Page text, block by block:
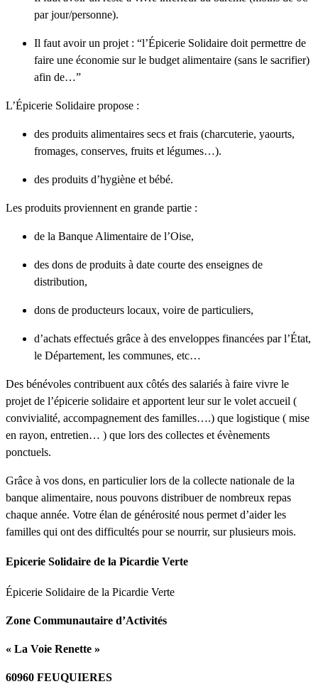
par jour/personne).
Il faut avoir un projet : “l’Épicerie Solidaire doit permettre de
faire une économie sur le budget alimentaire (sans le sacrifier)
afin de…”
L’Épicerie Solidaire propose :
des produits alimentaires secs et frais (charcuterie, yaourts,
fromages, conserves, fruits et légumes…).
des produits d’hygiène et bébé.
Les produits proviennent en grande partie :
de la Banque Alimentaire de l’Oise,
des dons de produits à date courte des enseignes de
distribution,
dons de producteurs locaux, voire de particuliers,
d’achats effectués grâce à des enveloppes financées par l’État,
le Département, les communes, etc…
Des bénévoles contribuent aux côtés des salariés à faire vivre le
projet de l’épicerie solidaire et apportent leur sur le volet accueil (
convivialité, accompagnement des familles….) que logistique ( mise
en rayon, entretien… ) que lors des collectes et évènements
ponctuels.
Grâce à vos dons, en particulier lors de la collecte nationale de la
banque alimentaire, nous pouvons distribuer de nombreux repas
chaque année. Votre élan de générosité nous permet d’aider les
familles qui ont des difficultés pour se nourrir, sur plusieurs mois.
Epicerie Solidaire de la Picardie Verte
Épicerie Solidaire de la Picardie Verte
Zone Communautaire d’Activités
« La Voie Renette »
60960 FEUQUIERES